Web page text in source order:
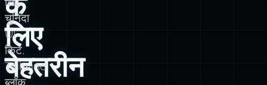
लिए
बेहतरीन
चुनिंदा
UI
किट,
Tailwind
ब्लॉक,